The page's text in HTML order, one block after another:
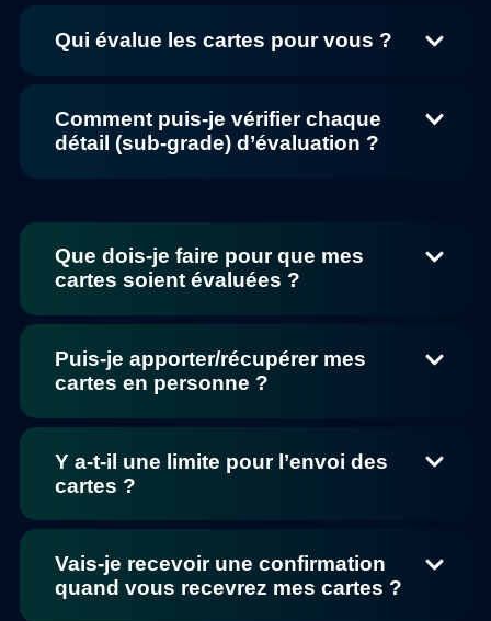
Qui évalue les cartes pour vous ?
Comment puis-je vérifier chaque
détail (sub-grade) d’évaluation ?
Que dois-je faire pour que mes
cartes soient évaluées ?
Puis-je apporter/récupérer mes
cartes en personne ?
Y a-t-il une limite pour l’envoi des
cartes ?
Vais-je recevoir une confirmation
quand vous recevrez mes cartes ?